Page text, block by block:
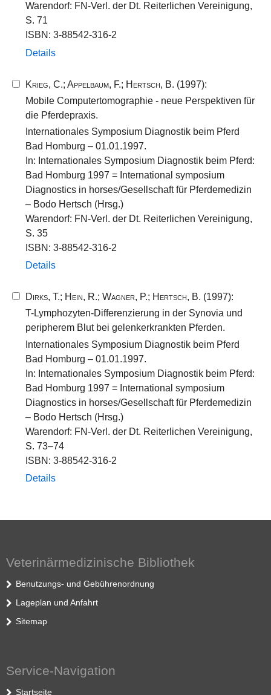
Warendorf: FN-Verl. der Dt. Reiterlichen Vereinigung,
S. 71
ISBN: 3-88542-316-2
Details
Krieg, C.; Appelbaum, F.; Hertsch, B. (1997):
Mobile Computertomographie - neue Perspektiven für
die Pferdepraxis.
Internationales Symposium Diagnostik beim Pferd
Bad Homburg – 01.01.1997.
In: Internationales Symposium Diagnostik beim Pferd:
Bad Homburg 1997 = International symposium
Diagnostics in horses/Gesellschaft für Pferdemedizin
– Bodo Hertsch (Hrsg.)
Warendorf: FN-Verl. der Dt. Reiterlichen Vereinigung,
S. 35
ISBN: 3-88542-316-2
Details
Dirks, T.; Hein, R.; Wagner, P.; Hertsch, B. (1997):
T-Lymphozyten-Differenzierung in der Synovia und
peripherem Blut bei gelenkerkrankten Pferden.
Internationales Symposium Diagnostik beim Pferd
Bad Homburg – 01.01.1997.
In: Internationales Symposium Diagnostik beim Pferd:
Bad Homburg 1997 = International symposium
Diagnostics in horses/Gesellschaft für Pferdemedizin
– Bodo Hertsch (Hrsg.)
Warendorf: FN-Verl. der Dt. Reiterlichen Vereinigung,
S. 73–74
ISBN: 3-88542-316-2
Details
Veterinärmedizinische Bibliothek
Benutzungs- und Gebührenordnung
Lageplan und Anfahrt
Sitemap
Service-Navigation
Startseite